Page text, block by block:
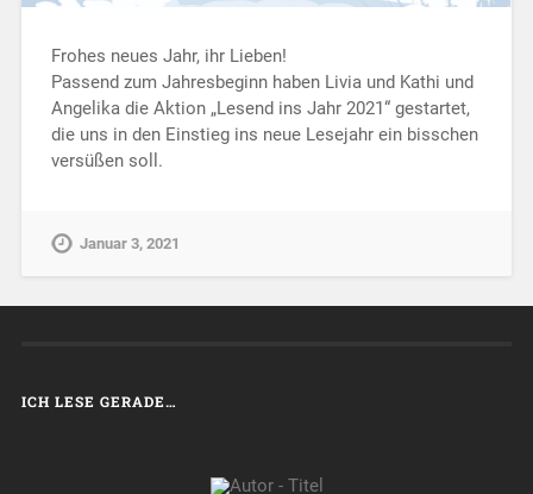
Frohes neues Jahr, ihr Lieben!
Passend zum Jahresbeginn haben Livia und Kathi und
Angelika die Aktion „Lesend ins Jahr 2021“ gestartet,
die uns in den Einstieg ins neue Lesejahr ein bisschen
versüßen soll.
Januar 3, 2021
ICH LESE GERADE…